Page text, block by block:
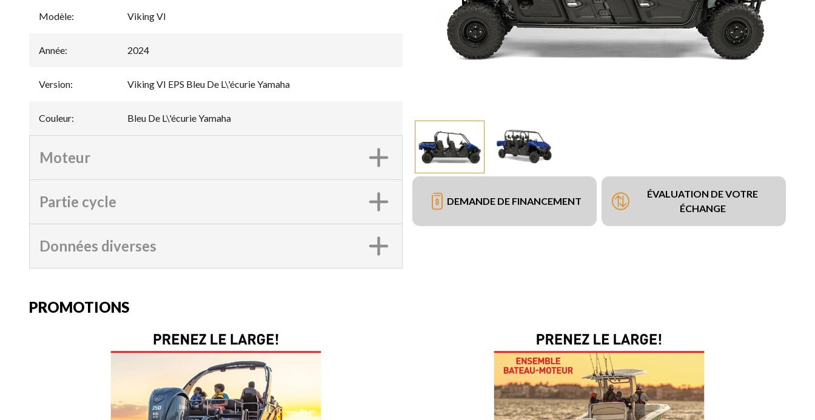
DEMANDE DE FINANCEMENT
ÉVALUATION DE VOTRE
ÉCHANGE
Modèle: Viking VI
Année: 2024
Version: Viking VI EPS Bleu De L\'écurie Yamaha
Couleur: Bleu De L\'écurie Yamaha
Moteur
Partie cycle
Données diverses
PROMOTIONS